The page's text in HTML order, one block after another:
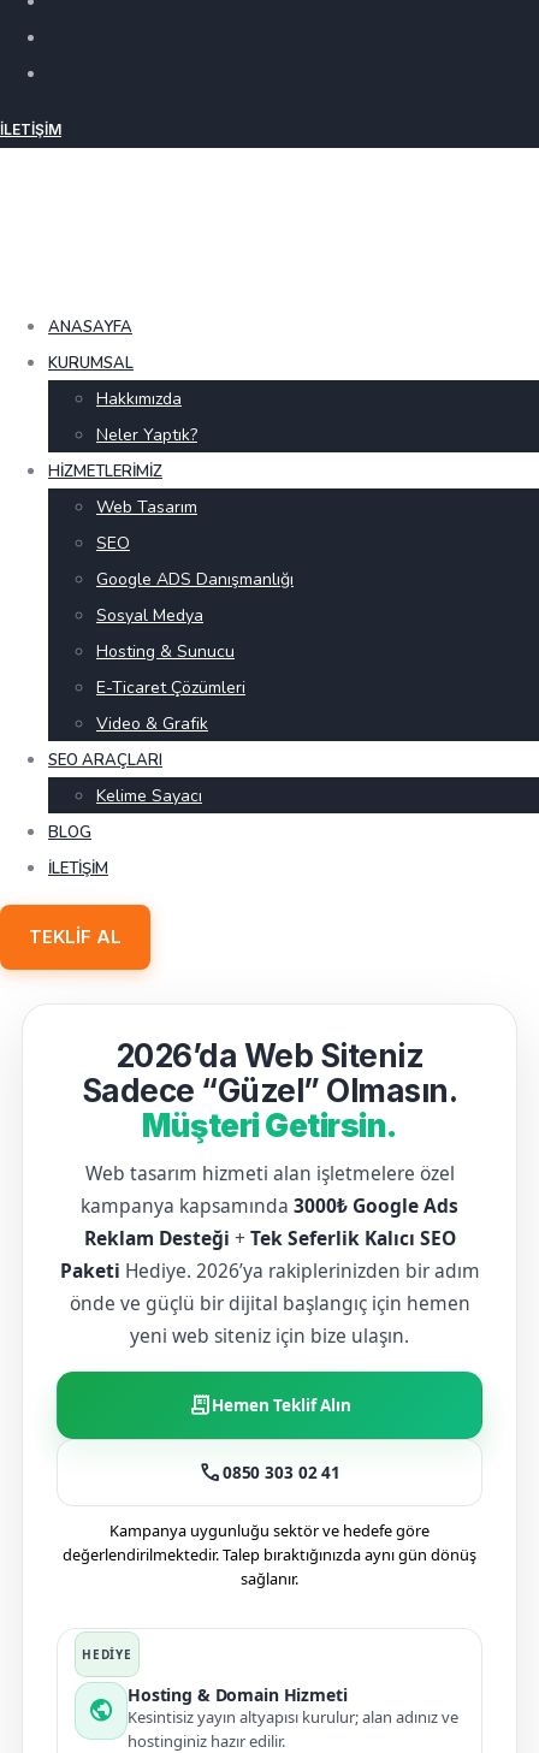
İLETIŞIM
ANASAYFA
KURUMSAL
Hakkımızda
Neler Yaptık?
HIZMETLERIMIZ
Web Tasarım
SEO
Google ADS Danışmanlığı
Sosyal Medya
Hosting & Sunucu
E-Ticaret Çözümleri
Video & Grafik
SEO ARAÇLARI
Kelime Sayacı
BLOG
İLETIŞIM
TEKLIF AL
2026’da Web Siteniz
Sadece “Güzel” Olmasın.
Müşteri Getirsin.
Web tasarım hizmeti alan işletmelere özel
kampanya kapsamında 3000₺ Google Ads
Reklam Desteği + Tek Seferlik Kalıcı SEO
Paketi Hediye. 2026’ya rakiplerinizden bir adım
önde ve güçlü bir dijital başlangıç için hemen
yeni web siteniz için bize ulaşın.
receipt_longHemen Teklif Alın
call0850 303 02 41
Kampanya uygunluğu sektör ve hedefe göre
değerlendirilmektedir. Talep bıraktığınızda aynı gün dönüş
sağlanır.
public
Hosting & Domain Hizmeti
Kesintisiz yayın altyapısı kurulur; alan adınız ve
hostinginiz hazır edilir.